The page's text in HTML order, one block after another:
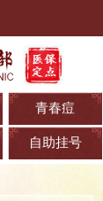
青春痘
自助挂号